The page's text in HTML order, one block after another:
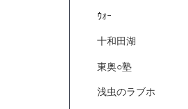
ｳｫｰ
十和田湖
東奥○塾
浅虫のラブホ